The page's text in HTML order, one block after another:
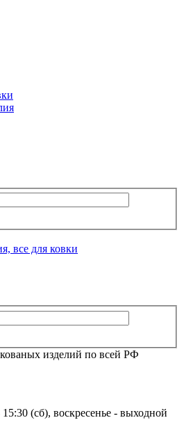
изделий по всей РФ
(сб), воскресенье - выходной